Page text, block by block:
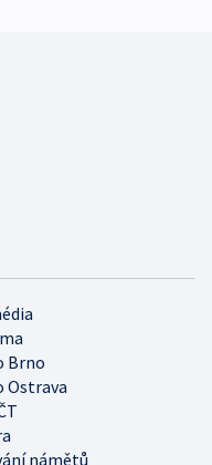
Brno
Ostrava
námětů